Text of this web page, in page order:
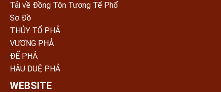
Tải về Đồng Tôn Tương Tế Phổ
Sơ Đồ
THỦY TỔ PHẢ
VƯƠNG PHẢ
ĐẾ PHẢ
HẬU DUỆ PHẢ
WEBSITE